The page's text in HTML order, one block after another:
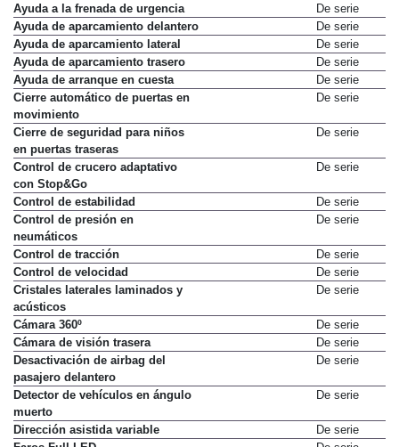
Ayuda a la frenada de urgencia
De serie
Ayuda de aparcamiento delantero
De serie
Ayuda de aparcamiento lateral
De serie
Ayuda de aparcamiento trasero
De serie
Ayuda de arranque en cuesta
De serie
Cierre automático de puertas en
movimiento
De serie
Cierre de seguridad para niños
en puertas traseras
De serie
Control de crucero adaptativo
con Stop&Go
De serie
Control de estabilidad
De serie
Control de presión en
neumáticos
De serie
Control de tracción
De serie
Control de velocidad
De serie
Cristales laterales laminados y
acústicos
De serie
Cámara 360º
De serie
Cámara de visión trasera
De serie
Desactivación de airbag del
pasajero delantero
De serie
Detector de vehículos en ángulo
muerto
De serie
Dirección asistida variable
De serie